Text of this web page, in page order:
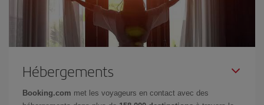
Hébergements
Booking.com met les voyageurs en contact avec des